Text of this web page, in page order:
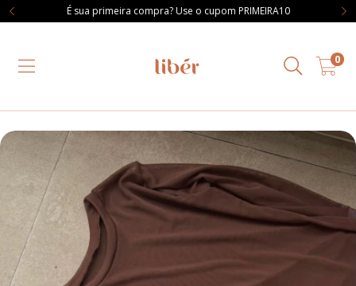
É sua primeira compra? Use o cupom PRIMEIRA10
0